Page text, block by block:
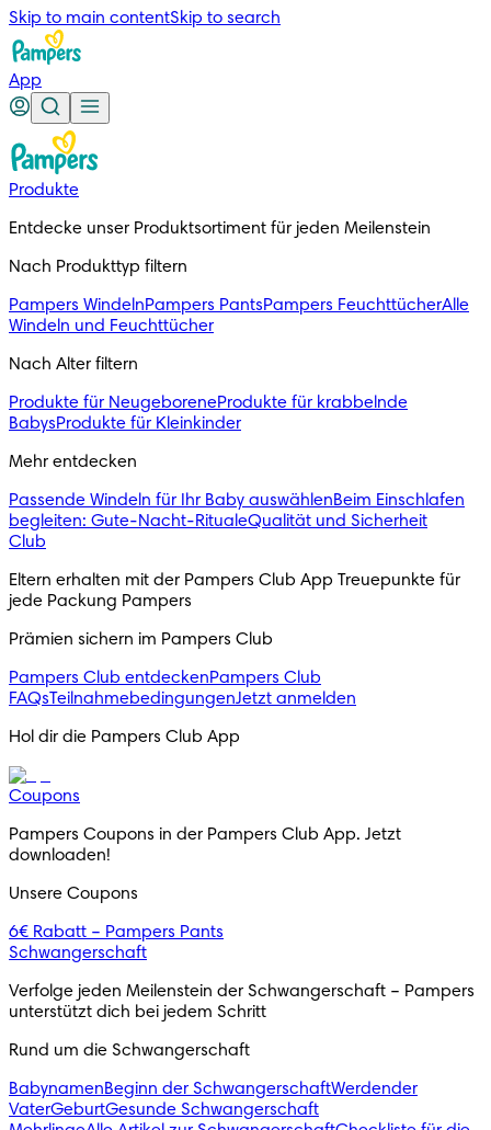
Skip to main contentSkip to search
App
Produkte
Entdecke unser Produktsortiment für jeden Meilenstein
Nach Produkttyp filtern
Pampers WindelnPampers PantsPampers FeuchttücherAlle
Windeln und Feuchttücher
Nach Alter filtern
Produkte für NeugeboreneProdukte für krabbelnde
BabysProdukte für Kleinkinder
Mehr entdecken
Passende Windeln für Ihr Baby auswählenBeim Einschlafen
begleiten: Gute-Nacht-RitualeQualität und Sicherheit
Club
Eltern erhalten mit der Pampers Club App Treuepunkte für
jede Packung Pampers
Prämien sichern im Pampers Club
Pampers Club entdeckenPampers Club
FAQsTeilnahmebedingungenJetzt anmelden
Hol dir die Pampers Club App
Coupons
Pampers Coupons in der Pampers Club App. Jetzt
downloaden!
Unsere Coupons
6€ Rabatt – Pampers Pants
Schwangerschaft
Verfolge jeden Meilenstein der Schwangerschaft – Pampers
unterstützt dich bei jedem Schritt
Rund um die Schwangerschaft
BabynamenBeginn der SchwangerschaftWerdender
VaterGeburtGesunde Schwangerschaft